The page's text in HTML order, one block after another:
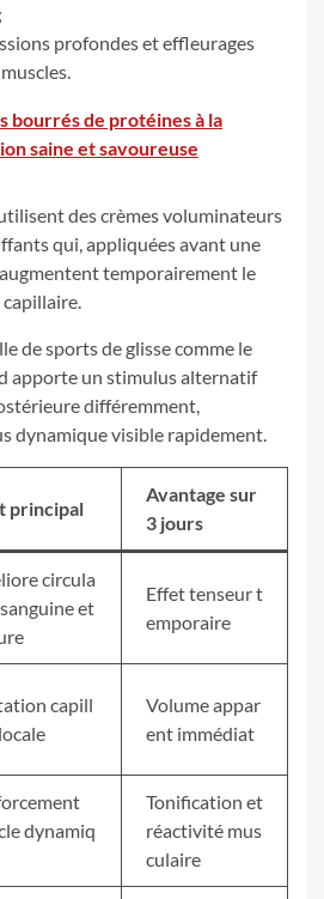
profondes et effleurages
bourrés de protéines à la
saine et savoureuse
des crèmes voluminateurs
qui, appliquées avant une
temporairement le
de sports de glisse comme le
apporte un stimulus alternatif
différemment,
dynamique visible rapidement.
principal
Avantage sur
3 jours
circula
et
Effet tenseur t
emporaire
capill
Volume appar
ent immédiat
dynamiq
Tonification et
réactivité mus
culaire